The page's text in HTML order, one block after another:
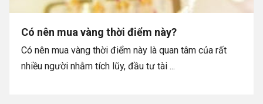
Có nên mua vàng thời điểm này?
Có nên mua vàng thời điểm này là quan tâm của rất
nhiều người nhằm tích lũy, đầu tư tài ...